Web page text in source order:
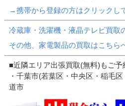
→携帯から登録の方はクリックし
冷蔵庫・洗濯機・液晶テレビ買取
その他、家電製品の買取はこちら
■近隣エリア出張買取(無料)もご予
・千葉市(若葉区・中央区・稲毛
道市